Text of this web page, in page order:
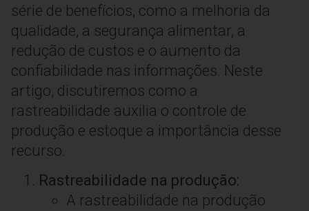
série de benefícios, como a melhoria da
qualidade, a segurança alimentar, a
redução de custos e o aumento da
confiabilidade nas informações. Neste
artigo, discutiremos como a
rastreabilidade auxilia o controle de
produção e estoque a importância desse
recurso.
Rastreabilidade na produção:
A rastreabilidade na produção